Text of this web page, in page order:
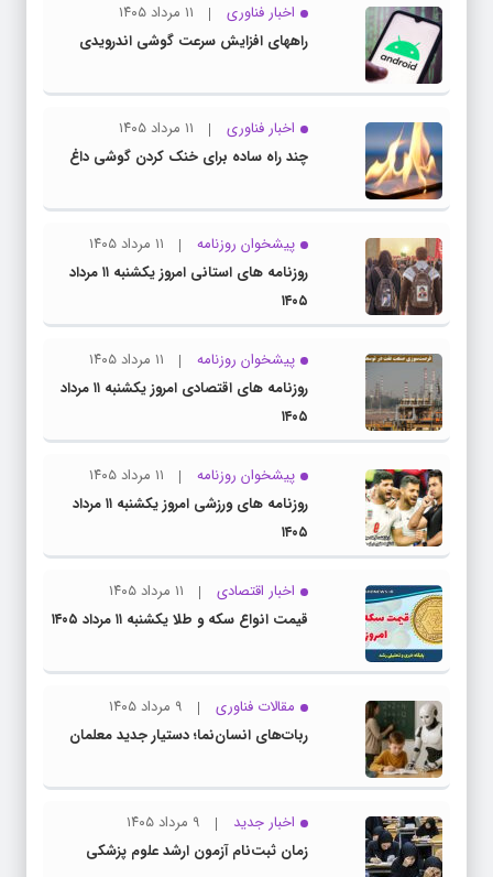
اخبار فناوری
۱۱ مرداد ۱۴۰۵
راههای افزایش سرعت گوشی اندرویدی
اخبار فناوری
۱۱ مرداد ۱۴۰۵
چند راه‌ ساده برای خنک کردن گوشی داغ
پیشخوان روزنامه
۱۱ مرداد ۱۴۰۵
روزنامه های استانی امروز یکشنبه ۱۱ مرداد
۱۴۰۵
پیشخوان روزنامه
۱۱ مرداد ۱۴۰۵
روزنامه های اقتصادی امروز یکشنبه ۱۱ مرداد
۱۴۰۵
پیشخوان روزنامه
۱۱ مرداد ۱۴۰۵
روزنامه های ورزشی امروز یکشنبه ۱۱ مرداد
۱۴۰۵
اخبار اقتصادی
۱۱ مرداد ۱۴۰۵
قیمت انواع سکه و طلا یکشنبه ۱۱ مرداد ۱۴۰۵
مقالات فناوری
۹ مرداد ۱۴۰۵
ربات‌های انسان‌نما؛ دستیار جدید معلمان
اخبار جدید
۹ مرداد ۱۴۰۵
زمان ثبت‌نام آزمون ارشد علوم پزشکی